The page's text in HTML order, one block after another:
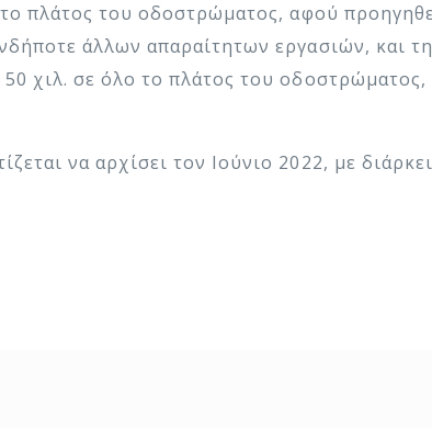
πλάτος του οδοστρώματος, αφού
άλλων απαραίτητων εργασιών, και
χιλ. σε όλο το πλάτος του
να αρχίσει τον Ιούνιο 2022, με